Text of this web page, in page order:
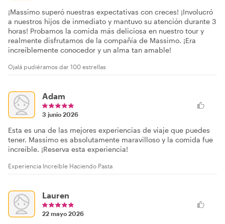
¡Massimo superó nuestras expectativas con creces! ¡Involucró
a nuestros hijos de inmediato y mantuvo su atención durante 3
horas! Probamos la comida más deliciosa en nuestro tour y
realmente disfrutamos de la compañía de Massimo. ¡Era
increíblemente conocedor y un alma tan amable!
Ojalá pudiéramos dar 100 estrellas
Adam
3 junio 2026
Esta es una de las mejores experiencias de viaje que puedes
tener. Massimo es absolutamente maravilloso y la comida fue
increíble. ¡Reserva esta experiencia!
Experiencia Increíble Haciendo Pasta
Lauren
22 mayo 2026